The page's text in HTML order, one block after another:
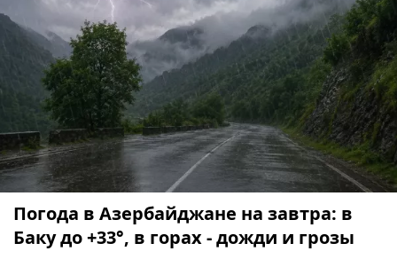
Погода в Азербайджане на завтра: в
Баку до +33°, в горах - дожди и грозы